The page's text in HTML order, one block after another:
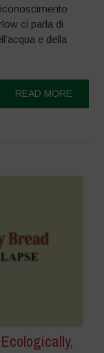
ci parla di
e della
READ MORE